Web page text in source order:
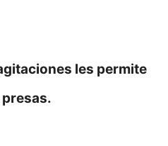
les permite